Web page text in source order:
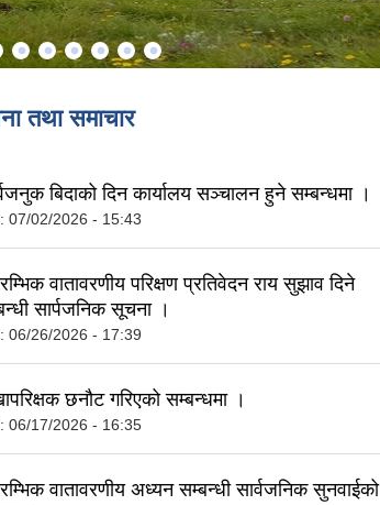
तथा समाचार
बिदाको दिन कार्यालय सञ्चालन हुने सम्बन्धमा ।
07/02/2026 - 15:43
वातावरणीय परिक्षण प्रतिवेदन राय सुझाव दिने
सार्पजनिक सूचना ।
06/26/2026 - 17:39
छनौट गरिएको सम्बन्धमा ।
06/17/2026 - 16:35
वातावरणीय अध्यन सम्बन्धी सार्वजनिक सुनवाईको